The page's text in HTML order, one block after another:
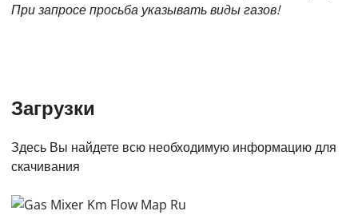
При запросе просьба указывать виды газов!
Загрузки
Здесь Вы найдете всю необходимую информацию для
скачивания